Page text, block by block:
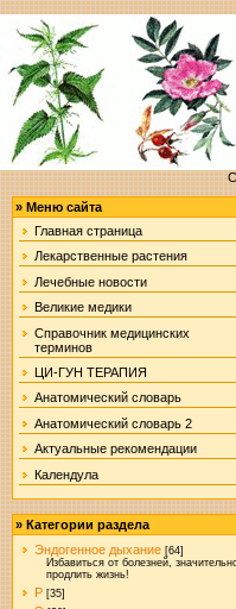
» Меню сайта
Главная страница
Лекарственные растения
Лечебные новости
Великие медики
Справочник медицинских
терминов
ЦИ-ГУН ТЕРАПИЯ
Анатомический словарь
Анатомический словарь 2
Актуальные рекомендации
Календула
» Категории раздела
Эндогенное дыхание [64]
Избавиться от болезней,
продлить жизнь!
Р [35]